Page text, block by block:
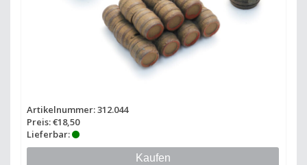
Artikelnummer: 312.044
Preis: €18,50
Lieferbar:
Kaufen